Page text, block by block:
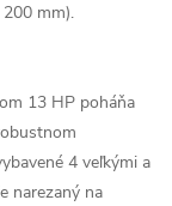
mm).
13 HP poháňa
4 veľkými a
narezaný na